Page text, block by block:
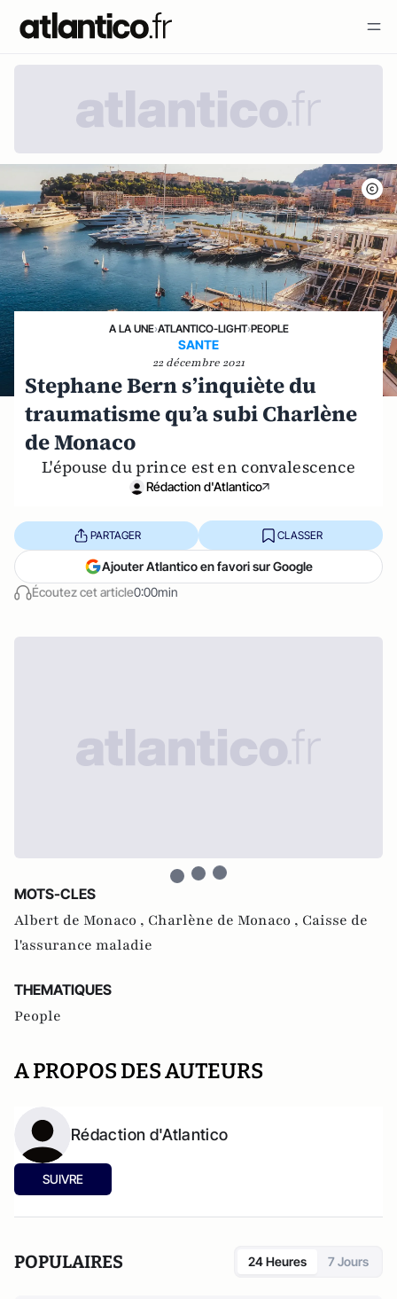
A LA UNE›ATLANTICO-LIGHT›PEOPLE
SANTE
22 décembre 2021
Stephane Bern s’inquiète du
traumatisme qu’a subi Charlène
de Monaco
L'épouse du prince est en convalescence
Rédaction d'Atlantico
Écoutez cet article0:00min
PARTAGER CLASSER
Ajouter Atlantico en favori sur Google
MOTS-CLES
Albert de Monaco , Charlène de Monaco , Caisse de
l'assurance maladie
THEMATIQUES
People
A PROPOS DES AUTEURS
Rédaction d'Atlantico
SUIVRE
POPULAIRES 24 Heures 7 Jours